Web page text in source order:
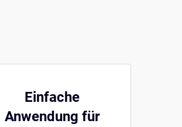
Einfache
Anwendung für